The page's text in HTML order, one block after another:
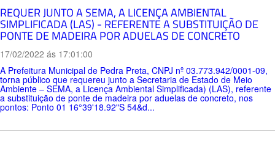
REQUER JUNTO A SEMA, A LICENÇA AMBIENTAL
SIMPLIFICADA (LAS) - REFERENTE A SUBSTITUIÇÃO DE
PONTE DE MADEIRA POR ADUELAS DE CONCRETO
17/02/2022 ás 17:01:00
A Prefeitura Municipal de Pedra Preta, CNPJ nº 03.773.942/0001-09,
torna público que requereu junto a Secretaria de Estado de Meio
Ambiente – SEMA, a Licença Ambiental Simplificada) (LAS), referente
a substituição de ponte de madeira por aduelas de concreto, nos
pontos: Ponto 01 16°39'18.92"S 54&d...